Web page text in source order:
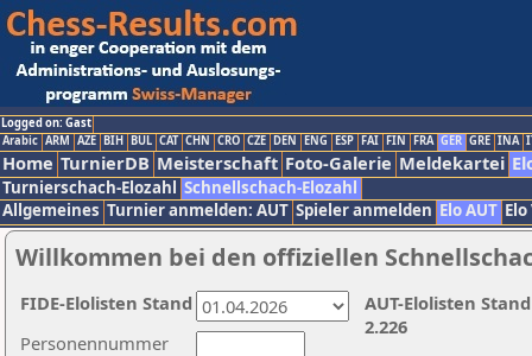
Logged on: Gast
Arabic ARM AZE BIH BUL CAT CHN CRO CZE DEN ENG ESP FAI FIN FRA GER GRE INA
Home TurnierDB Meisterschaft Foto-Galerie Meldekartei
Turnierschach-Elozahl Schnellschach-Elozahl
Allgemeines Turnier anmelden: AUT Spieler anmelden Elo AUT
Willkommen bei den offiziellen
Personennummer
AUT-Elolisten
2.226
FIDE-Elolisten Stand